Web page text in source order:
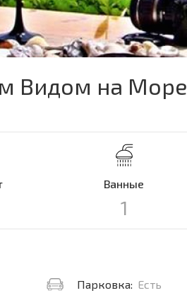
Видом на Море
Ванные
1
Парковка: Есть